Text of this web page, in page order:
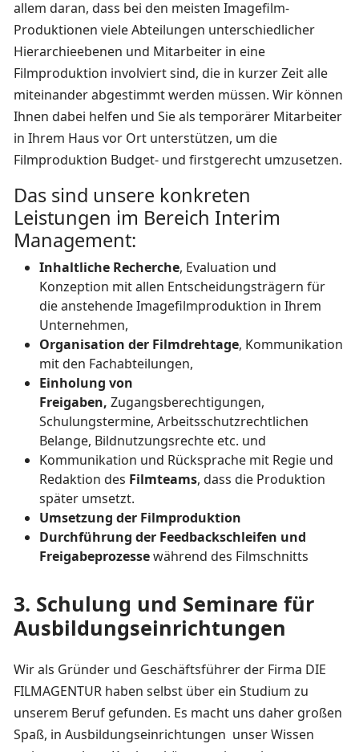
allem daran, dass bei den meisten Imagefilm-
Produktionen viele Abteilungen unterschiedlicher
Hierarchieebenen und Mitarbeiter in eine
Filmproduktion involviert sind, die in kurzer Zeit alle
miteinander abgestimmt werden müssen. Wir können
Ihnen dabei helfen und Sie als temporärer Mitarbeiter
in Ihrem Haus vor Ort unterstützen, um die
Filmproduktion Budget- und firstgerecht umzusetzen.
Das sind unsere konkreten
Leistungen im Bereich Interim
Management:
Inhaltliche Recherche, Evaluation und
Konzeption mit allen Entscheidungsträgern für
die anstehende Imagefilmproduktion in Ihrem
Unternehmen,
Organisation der Filmdrehtage, Kommunikation
mit den Fachabteilungen,
Einholung von
Freigaben, Zugangsberechtigungen,
Schulungstermine, Arbeitsschutzrechtlichen
Belange, Bildnutzungsrechte etc. und
Kommunikation und Rücksprache mit Regie und
Redaktion des Filmteams, dass die Produktion
später umsetzt.
Umsetzung der Filmproduktion
Durchführung der Feedbackschleifen und
Freigabeprozessewährend des Filmschnitts
3. Schulung und Seminare für
Ausbildungseinrichtungen
Wir als Gründer und Geschäftsführer der Firma DIE
FILMAGENTUR haben selbst über ein Studium zu
unserem Beruf gefunden. Es macht uns daher großen
Spaß, in Ausbildungseinrichtungen unser Wissen